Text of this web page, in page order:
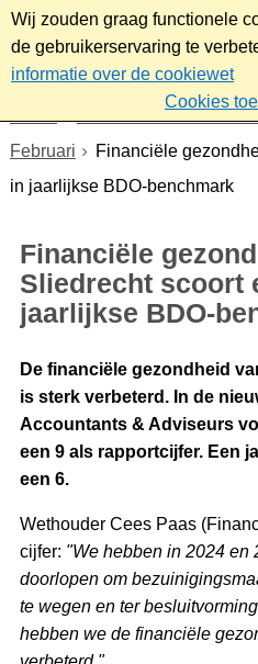
Wij zouden graag functionele
de gebruikerservaring te
informatie over de cookiewet
Cookies
Nieuws &
Februari
Financiële
in jaarlijkse BDO-benchmark
Financiële
Sliedrecht scoort
jaarlijkse BDO-
De financiële gezondheid
is sterk verbeterd. In de
Accountants & Adviseurs
een 9 als rapportcijfer. Een
een 6.
Wethouder Cees Paas
cijfer: "We hebben in 2024 en
doorlopen om
te wegen en ter
hebben we de financiële